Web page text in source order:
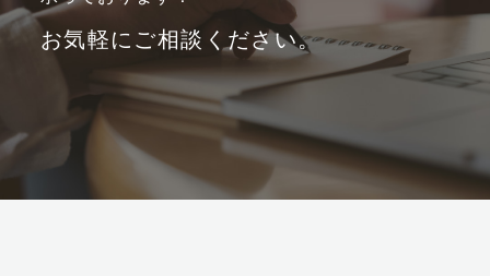
お気軽にご相談ください。